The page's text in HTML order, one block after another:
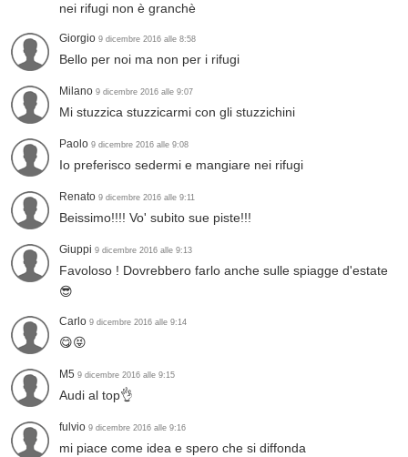
nei rifugi non è granchè
Giorgio 9 dicembre 2016 alle 8:58
Bello per noi ma non per i rifugi
Milano 9 dicembre 2016 alle 9:07
Mi stuzzica stuzzicarmi con gli stuzzichini
Paolo 9 dicembre 2016 alle 9:08
Io preferisco sedermi e mangiare nei rifugi
Renato 9 dicembre 2016 alle 9:11
Beissimo!!!! Vo' subito sue piste!!!
Giuppi 9 dicembre 2016 alle 9:13
Favoloso ! Dovrebbero farlo anche sulle spiagge d'estate
😎
Carlo 9 dicembre 2016 alle 9:14
😋😝
M5 9 dicembre 2016 alle 9:15
Audi al top👌
fulvio 9 dicembre 2016 alle 9:16
mi piace come idea e spero che si diffonda